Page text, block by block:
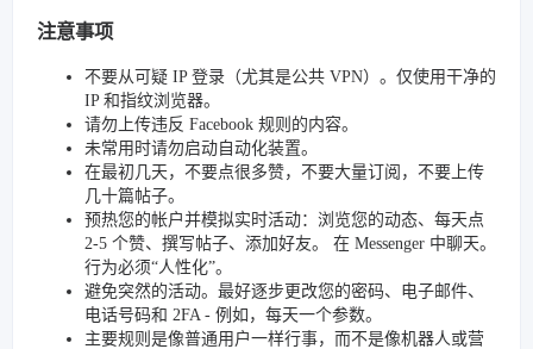
注意事项
不要从可疑 IP 登录（尤其是公共 VPN）。仅使用干净的
IP 和指纹浏览器。
请勿上传违反 Facebook 规则的内容。
未常用时请勿启动自动化装置。
在最初几天，不要点很多赞，不要大量订阅，不要上传
几十篇帖子。
预热您的帐户并模拟实时活动：浏览您的动态、每天点
2-5 个赞、撰写帖子、添加好友。 在 Messenger 中聊天。
行为必须“人性化”。
避免突然的活动。最好逐步更改您的密码、电子邮件、
电话号码和 2FA - 例如，每天一个参数。
主要规则是像普通用户一样行事，而不是像机器人或营